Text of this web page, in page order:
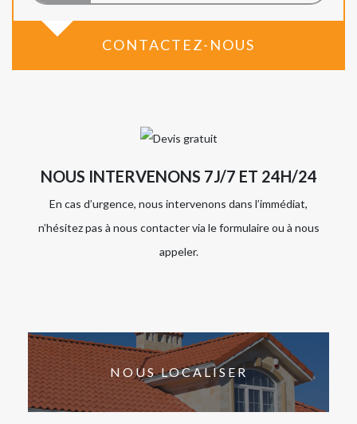
CONTACTEZ-NOUS
NOUS INTERVENONS 7J/7 ET 24H/24
En cas d’urgence, nous intervenons dans l’immédiat,
n’hésitez pas à nous contacter via le formulaire ou à nous
appeler.
NOUS LOCALISER